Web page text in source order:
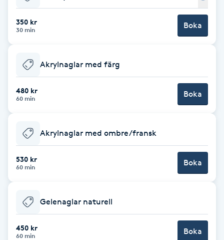
Babylights
Balayage
Barber
Barnklippning
BIAB
Blowout
Bottenfärg
350 kr
30 min Boka
Akrylnaglar med färg
480 kr
60 min Boka
Akrylnaglar med ombre/fransk
530 kr
60 min Boka
Gelenaglar naturell
450 kr
60 min Boka